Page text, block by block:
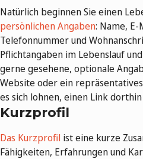
Natürlich beginnen Sie einen
persönlichen Angaben: Name, E-
Telefonnummer und
Pflichtangaben im Lebenslauf
gerne gesehene, optionale
Website oder ein
es sich lohnen, einen Link
Kurzprofil
Das Kurzprofil ist eine kurze
Fähigkeiten, Erfahrungen und